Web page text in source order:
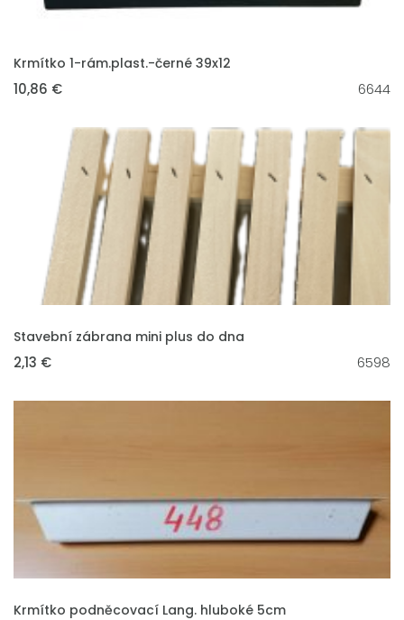
VLOŽIT DO KOŠÍKU
Krmítko 1-rám.plast.-černé 39x12
10,86 € 6644
VLOŽIT DO KOŠÍKU
Stavební zábrana mini plus do dna
2,13 € 6598
VLOŽIT DO KOŠÍKU
Krmítko podněcovací Lang. hluboké 5cm